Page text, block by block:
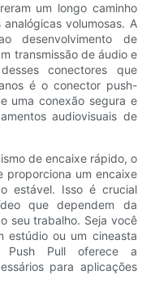
um longo caminho
volumosas. A
desenvolvimento de
transmissão de áudio e
conectores que
é o conector push-
uma conexão segura e
audiovisuais de
de encaixe rápido, o
proporciona um encaixe
estável. Isso é crucial
que dependem da
seu trabalho. Seja você
estúdio ou um cineasta
Push Pull oferece a
para aplicações